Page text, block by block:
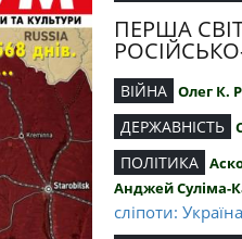
ПЕРША
ВІЙНА Олег К.
ДЕРЖАВНІСТЬ
ПОЛІТИКА
Анджей Суліма-
сліпоти: